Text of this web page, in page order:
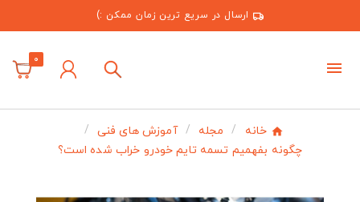
ارسال در سریع ترین زمان ممکن :)
0
خانه مجله
آموزش های فنی
چگونه بفهمیم تسمه تایم خودرو خراب شده است؟